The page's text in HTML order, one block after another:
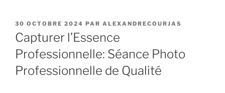
PUBLIÉ
LE
30 OCTOBRE 2024 PAR ALEXANDRECOURJAS
Capturer l’Essence
Professionnelle: Séance Photo
Professionnelle de Qualité